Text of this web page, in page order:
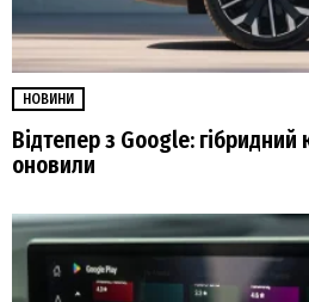
НОВИНИ
Відтепер з Google: гібридний
оновили